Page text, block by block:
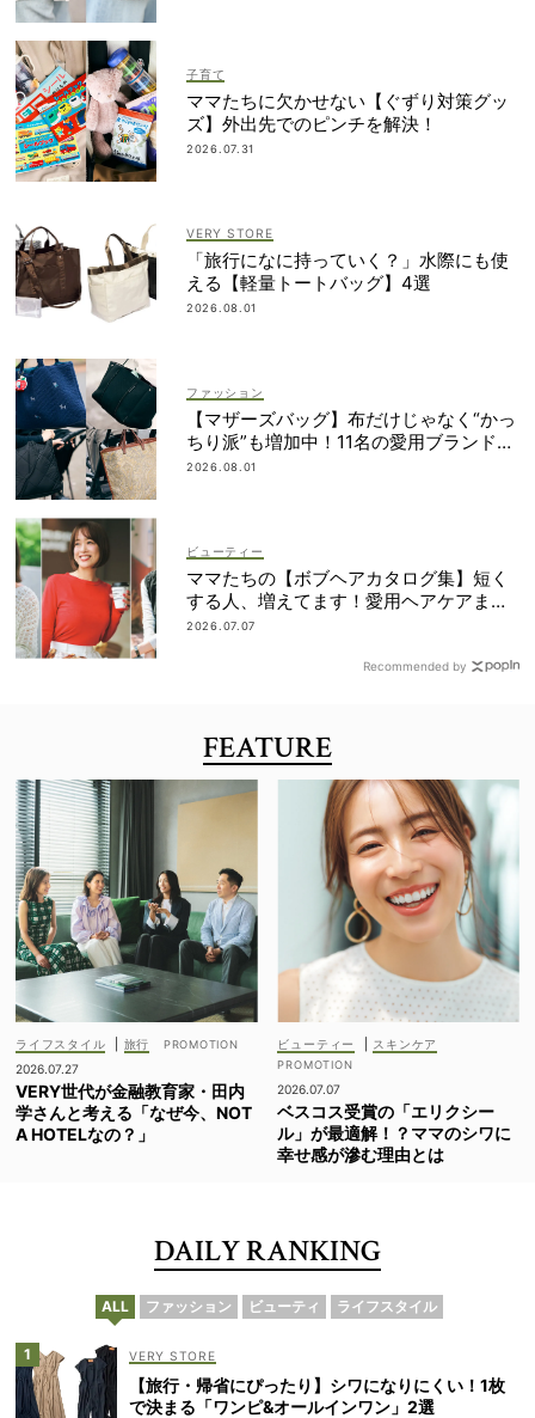
子育て
ママたちに欠かせない【ぐずり対策グッ
ズ】外出先でのピンチを解決！
2026.07.31
VERY STORE
「旅行になに持っていく？」水際にも使
える【軽量トートバッグ】4選
2026.08.01
ファッション
【マザーズバッグ】布だけじゃなく“かっ
ちり派”も増加中！11名の愛用ブランド
は？
2026.08.01
ビューティー
ママたちの【ボブヘアカタログ集】短く
する人、増えてます！愛用ヘアケアまで
全部見せ
2026.07.07
Recommended by
FEATURE
ライフスタイル
旅行
2026.07.27
VERY世代が金融教育家・田内
学さんと考える「なぜ今、NOT
A HOTELなの？」
ビューティー スキンケア
2026.07.07
ベスコス受賞の「エリクシー
ル」が最適解！？ママのシワに
幸せ感が滲む理由とは
DAILY RANKING
ALL ファッション ビューティ ライフスタイル
VERY STORE
【旅行・帰省にぴったり】シワになりにくい！1枚
で決まる「ワンピ&オールインワン」2選